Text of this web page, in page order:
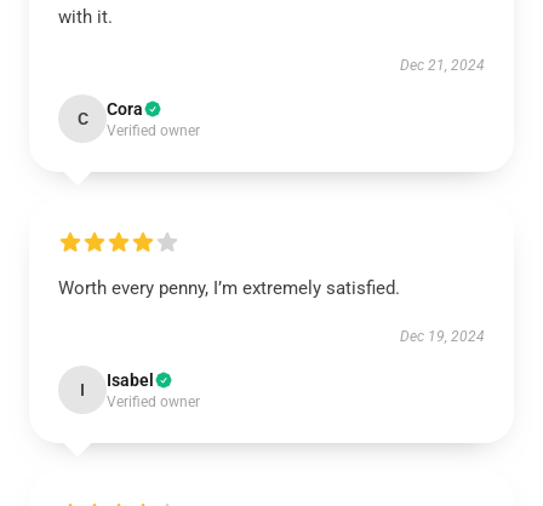
with it.
Dec 21, 2024
C Cora
Verified owner
Worth every penny, I’m extremely satisfied.
Dec 19, 2024
I Isabel
Verified owner